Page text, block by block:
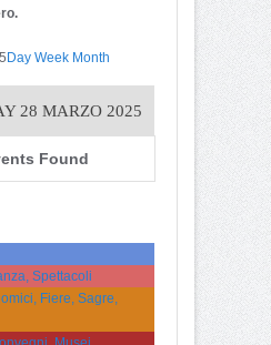
Day Week Month
28 MARZO 2025
Found
Spettacoli
Fiere, Sagre,